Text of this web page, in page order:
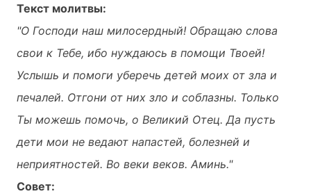
Текст молитвы:
"О Господи наш милосердный! Обращаю слова
свои к Тебе, ибо нуждаюсь в помощи Твоей!
Услышь и помоги уберечь детей моих от зла и
печалей. Отгони от них зло и соблазны. Только
Ты можешь помочь, о Великий Отец. Да пусть
дети мои не ведают напастей, болезней и
неприятностей. Во веки веков. Аминь."
Совет: